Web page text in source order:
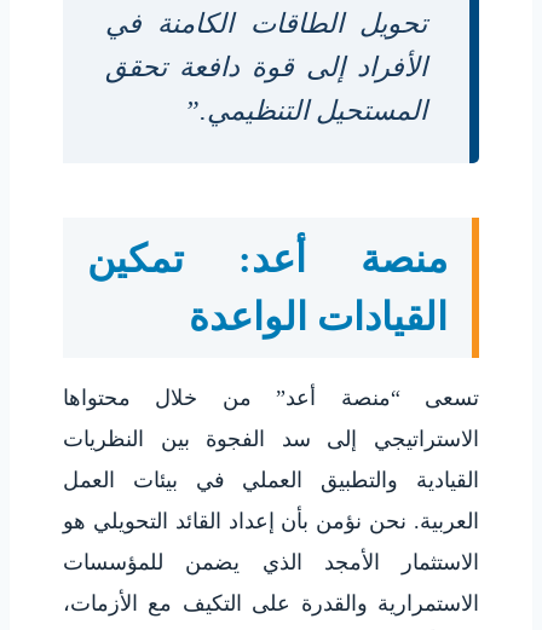
تحويل الطاقات الكامنة في
الأفراد إلى قوة دافعة تحقق
المستحيل التنظيمي.”
منصة أعد: تمكين
القيادات الواعدة
تسعى “منصة أعد” من خلال محتواها
الاستراتيجي إلى سد الفجوة بين النظريات
القيادية والتطبيق العملي في بيئات العمل
العربية. نحن نؤمن بأن إعداد القائد التحويلي هو
الاستثمار الأمجد الذي يضمن للمؤسسات
الاستمرارية والقدرة على التكيف مع الأزمات،